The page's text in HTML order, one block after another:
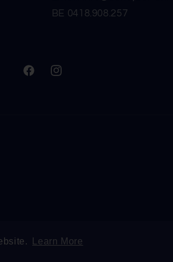
Learn More
BE 0418.908.257
FacebookInstagram